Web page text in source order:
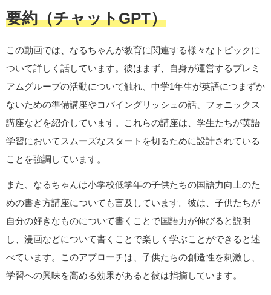
要約（チャットGPT）
この動画では、なるちゃんが教育に関連する様々なトピックに
ついて詳しく話しています。彼はまず、自身が運営するプレミ
アムグループの活動について触れ、中学1年生が英語につまずか
ないための準備講座やコバイングリッシュの話、フォニックス
講座などを紹介しています。これらの講座は、学生たちが英語
学習においてスムーズなスタートを切るために設計されている
ことを強調しています。
また、なるちゃんは小学校低学年の子供たちの国語力向上のた
めの書き方講座についても言及しています。彼は、子供たちが
自分の好きなものについて書くことで国語力が伸びると説明
し、漫画などについて書くことで楽しく学ぶことができると述
べています。このアプローチは、子供たちの創造性を刺激し、
学習への興味を高める効果があると彼は指摘しています。